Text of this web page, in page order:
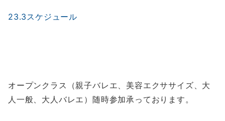
23.3スケジュール
オープンクラス（親子バレエ、美容エクササイズ、大
人一般、大人バレエ）随時参加承っております。